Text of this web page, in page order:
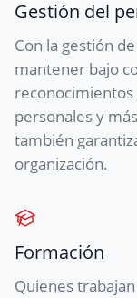
Gestión del
Con la gestión
mantener bajo
reconocimientos
personales y
también
organización.
Formación
Quienes